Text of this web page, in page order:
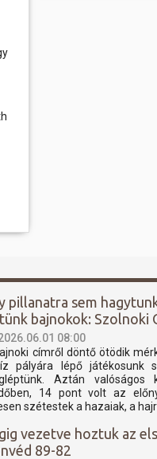
pillanatra sem
bajnokok: Szolnoki
08:00
címről döntő ötödik
pályára lépő játékosunk
Aztán valóságos
14 pont volt az
szétestek a hazaiak, a
vezetve hoztuk az
89-82